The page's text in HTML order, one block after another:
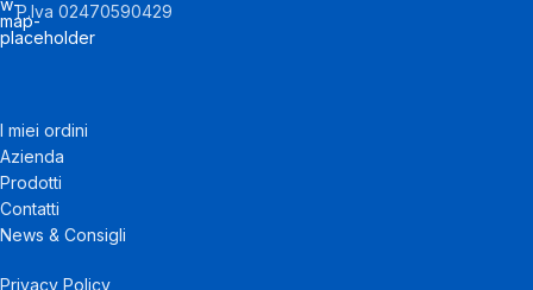
P.Iva 02470590429
I miei ordini
Azienda
Prodotti
Contatti
News & Consigli
Privacy Policy